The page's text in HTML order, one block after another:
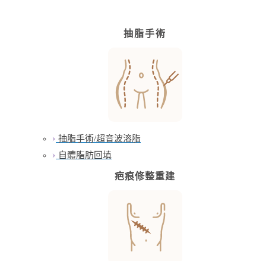
抽脂手術
抽脂手術/超音波溶脂
自體脂肪回填
疤痕修整重建